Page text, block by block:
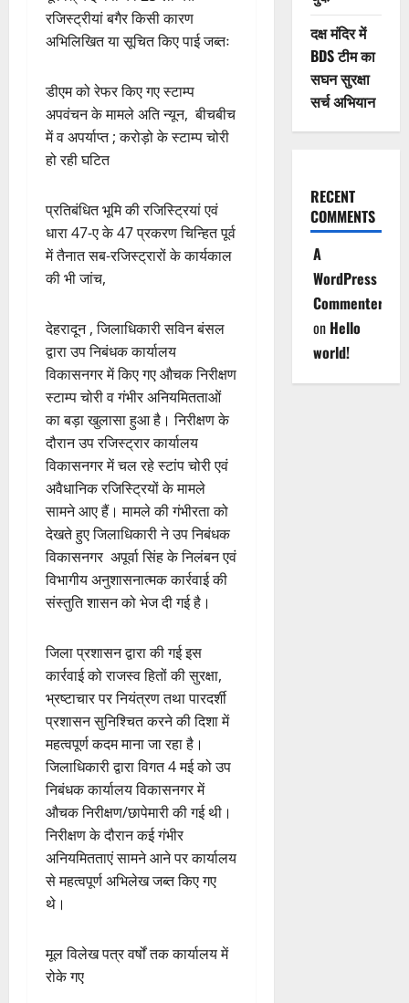
रजिस्ट्रीयां बगैर किसी कारण
अभिलिखित या सूचित किए पाई जब्तः
डीएम को रेफर किए गए स्टाम्प
अपवंचन के मामले अति न्यून, बीचबीच
में व अपर्याप्त ; करोड़ो के स्टाम्प चोरी
हो रही घटित
प्रतिबंधित भूमि की रजिस्ट्रियां एवं
धारा 47-ए के 47 प्रकरण चिन्हित पूर्व
में तैनात सब-रजिस्ट्रारों के कार्यकाल
की भी जांच,
देहरादून , जिलाधिकारी सविन बंसल
द्वारा उप निबंधक कार्यालय
विकासनगर में किए गए औचक निरीक्षण
स्टाम्प चोरी व गंभीर अनियमितताओं
का बड़ा खुलासा हुआ है। निरीक्षण के
दौरान उप रजिस्ट्रार कार्यालय
विकासनगर में चल रहे स्टांप चोरी एवं
अवैधानिक रजिस्ट्रियों के मामले
सामने आए हैं। मामले की गंभीरता को
देखते हुए जिलाधिकारी ने उप निबंधक
विकासनगर अपूर्वा सिंह के निलंबन एवं
विभागीय अनुशासनात्मक कार्रवाई की
संस्तुति शासन को भेज दी गई है।
जिला प्रशासन द्वारा की गई इस
कार्रवाई को राजस्व हितों की सुरक्षा,
भ्रष्टाचार पर नियंत्रण तथा पारदर्शी
प्रशासन सुनिश्चित करने की दिशा में
महत्वपूर्ण कदम माना जा रहा है।
जिलाधिकारी द्वारा विगत 4 मई को उप
निबंधक कार्यालय विकासनगर में
औचक निरीक्षण/छापेमारी की गई थी।
निरीक्षण के दौरान कई गंभीर
अनियमितताएं सामने आने पर कार्यालय
से महत्वपूर्ण अभिलेख जब्त किए गए
थे।
मूल विलेख पत्र वर्षों तक कार्यालय में
रोके गए
दक्ष मंदिर में
BDS टीम का
सघन सुरक्षा
सर्च अभियान
RECENT
COMMENTS
A
WordPress
Commenter
on Hello
world!